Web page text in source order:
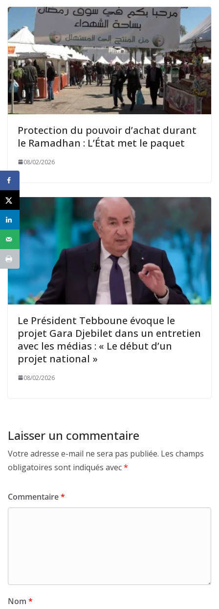
Protection du pouvoir d’achat durant
le Ramadhan : L’État met le paquet
08/02/2026
Le Président Tebboune évoque le
projet Gara Djebilet dans un entretien
avec les médias : « Le début d’un
projet national »
08/02/2026
Laisser un commentaire
Votre adresse e-mail ne sera pas publiée. Les champs
obligatoires sont indiqués avec*
Commentaire*
Nom *